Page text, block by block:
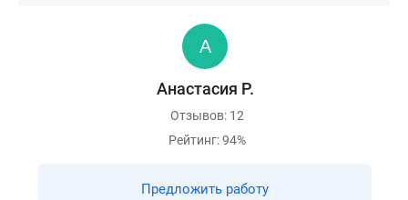
Анастасия Р.
Отзывов: 12
Рейтинг: 94%
Предложить работу